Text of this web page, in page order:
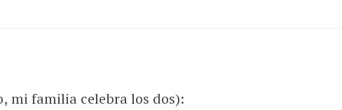
mi familia celebra los dos):